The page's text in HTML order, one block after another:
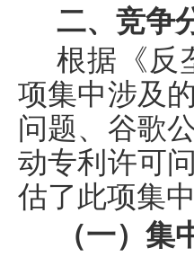
二、竞争
根据《反
项集中涉及
问题、 谷歌
动专利许可
估了此项集
（一）集